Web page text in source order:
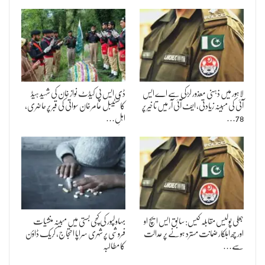
لاہور میں ذہنی معذور لڑکی سے اے ایس
آئی کی مبینہ زیادتی، ایف آئی آر میں تاخیر پر
78…
ڈی ایس پی کیڈٹ نواز خان کی شہید ہیڈ
کانسٹیبل عامر خان سواتی کی قبر پر حاضری،
اہلِ…
جعلی پولیس مقابلہ کیس: سابق ایس ایچ او
اور چھ اہلکار ضمانت مسترد ہونے پر عدالت
سے…
بہاولپور کی کچی بستی میں مبینہ منشیات
فروشی پر شہری سراپا احتجاج، کریک ڈاؤن
کا مطالبہ